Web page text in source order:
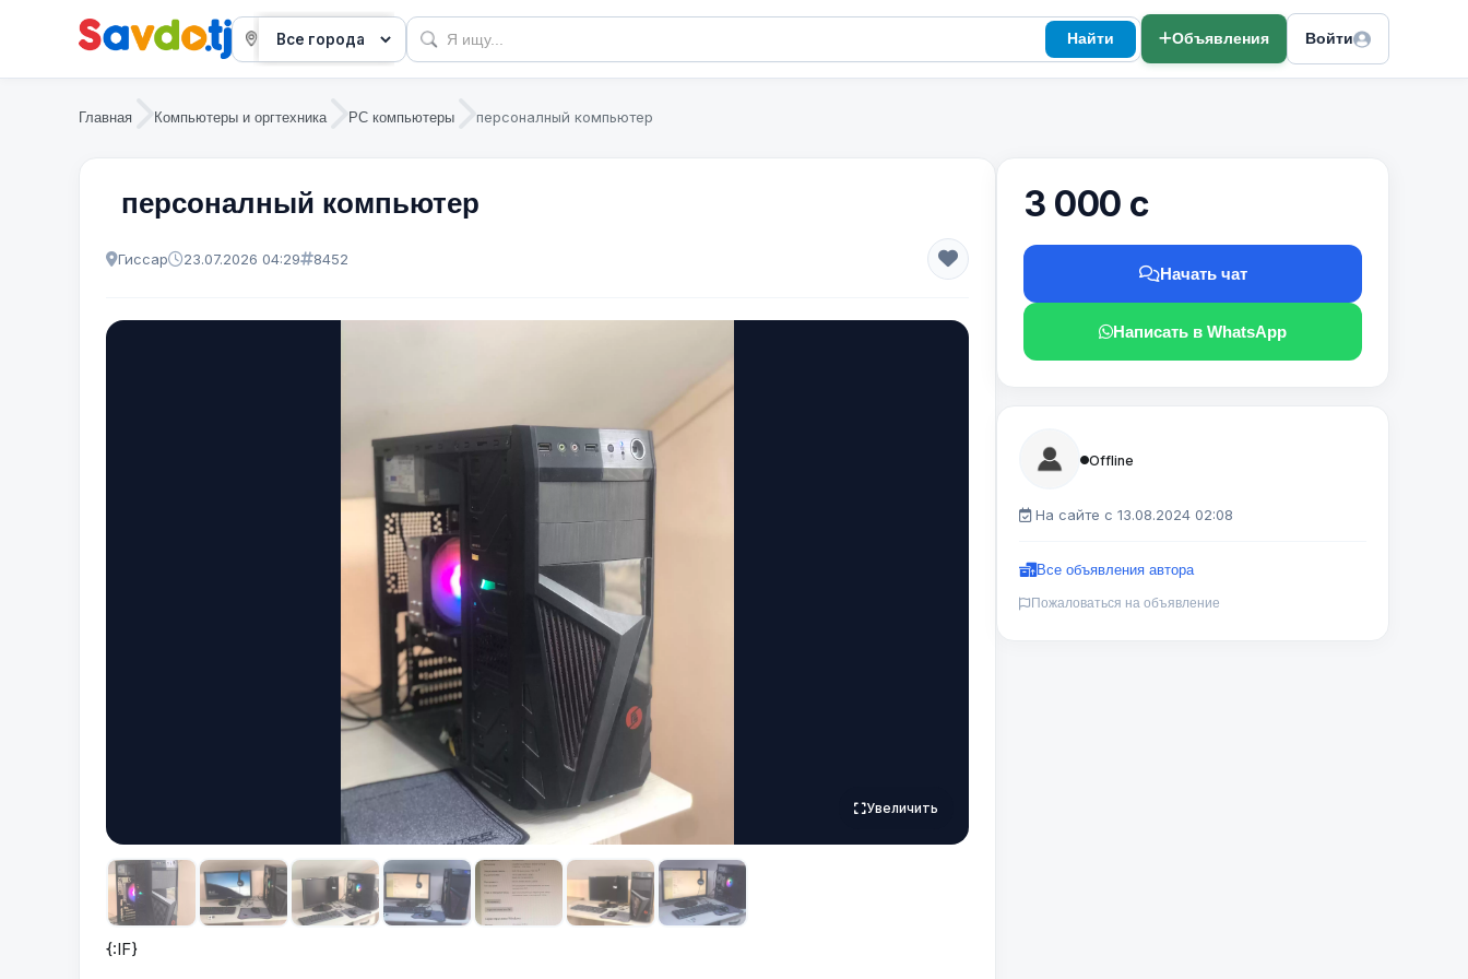
Найти Объявления Войти
Главная Компьютеры и оргтехника PC компьютеры персоналный компьютер
персоналный компьютер
Гиссар 23.07.2026 04:29 8452
Увеличить
{:IF}
3 000 с
Начать чат
Написать в WhatsApp
Offline
На сайте с 13.08.2024 02:08
Все объявления автора
Пожаловаться на объявление